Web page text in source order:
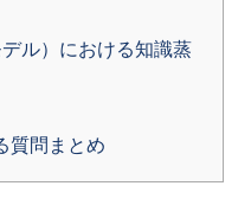
ル）における知識蒸
質問まとめ